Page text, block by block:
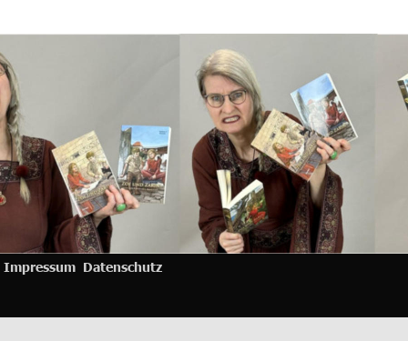
Impressum Datenschutz